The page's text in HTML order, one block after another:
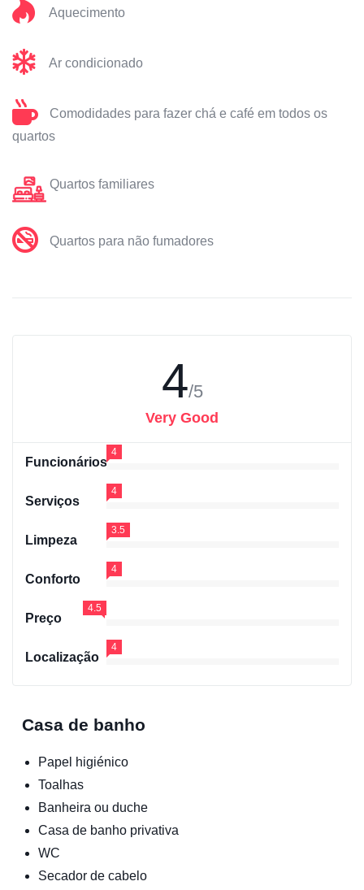
Aquecimento
Ar condicionado
Comodidades para fazer chá e café em todos os
quartos
Quartos familiares
Quartos para não fumadores
4/5
Very Good
Funcionários
4
Serviços
4
Limpeza
3.5
Conforto
4
Preço
4.5
Localização
4
Casa de banho
Papel higiénico
Toalhas
Banheira ou duche
Casa de banho privativa
WC
Secador de cabelo